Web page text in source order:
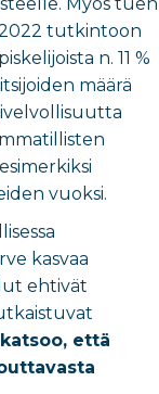
tutkintoon
n. 11 %
määrä
vuoksi.
kasvaa
ehtivät
että